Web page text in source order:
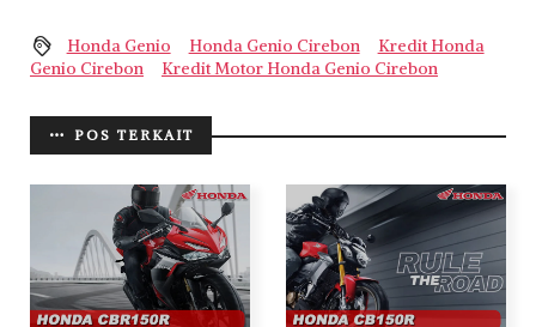
Honda Genio Honda Genio Cirebon
Kredit Honda
Genio Cirebon
Kredit Motor Honda Genio Cirebon
POS TERKAIT